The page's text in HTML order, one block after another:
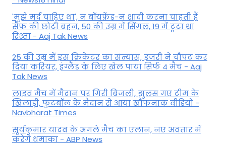
'मुझे मर्द चाहिए था', न बॉयफ्रेंड-न शादी करना चाहती हैं
सैफ की छोटी बहन, 50 की उम्र में सिंगल, 19 में टूटा था
रिश्ता - Aaj Tak News
25 की उम्र में इस क्रिकेटर का संन्यास, इंजरी ने चौपट कर
दिया करियर, इंग्लैंड के लिए खेल पाया सिर्फ 4 मैच - Aaj
Tak News
लाइव मैच में मैदान पर गिरी बिजली, झुलस गए टीम के
खिलाड़ी, फुटबॉल के मैदान से आया खौफनाक वीडियो -
Navbharat Times
सूर्यकुमार यादव के अगले मैच का एलान, नए अवतार में
करेंगे धमाका - ABP News